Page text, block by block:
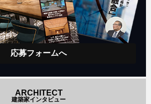
応募フォームへ
ARCHITECT
建築家インタビュー